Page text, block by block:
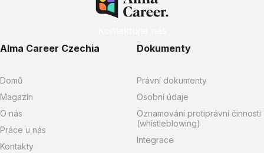
Alma Career Czechia
Domů
Magazín
O nás
Práce u nás
Kontakty
Dokumenty
Právní dokumenty
Osobní údaje
Oznamování protiprávní činnosti
(whistleblowing)
Integrace